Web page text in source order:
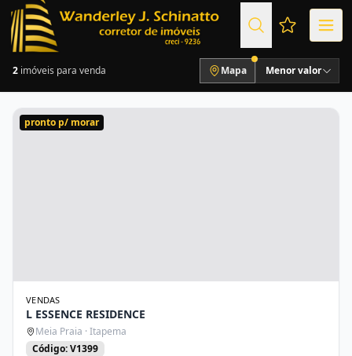
Favoritos
2 imóveis para venda Mapa Menor valor
pronto p/ morar
VENDAS
L ESSENCE RESIDENCE
Meia Praia · Itapema
Código: V1399